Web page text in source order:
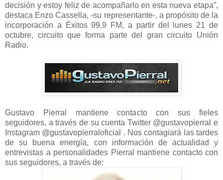
decisión y estoy feliz de acompañarlo en esta nueva etapa”,
destaca Enzo Cassella, -su representante-, a propósito de la
incorporación a Éxitos 99.9 FM, a partir del lunes 21 de
octubre, circuito que forma parte del gran circuito Unión
Radio.
Gustavo Pierral mantiene contacto con sus fieles
seguidores, a través de su cuenta Twitter @gustavopierral e
Instagram @gustavopierraloficial . Nos contagiará las tardes
de su buena energía, con información de actualidad y
entrevistas a personalidades Pierral mantiene contacto con
sus seguidores, a través de: